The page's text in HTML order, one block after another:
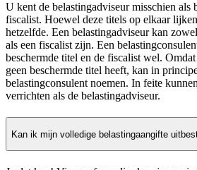
U kent de belastingadviseur misschien als
fiscalist. Hoewel deze titels op elkaar
hetzelfde. Een belastingadviseur kan
als een fiscalist zijn. Een
beschermde titel en de fiscalist wel.
geen beschermde titel heeft, kan in
belastingconsulent noemen. In feite
verrichten als de belastingadviseur.
Kan ik mijn volledige belastingaangifte